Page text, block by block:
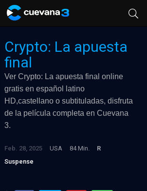
Crypto: La apuesta
final
Ver Crypto: La apuesta final online
gratis en español latino
HD,castellano o subtituladas, disfruta
de la película completa en Cuevana
3.
Feb. 28, 2025 USA 84 Min.
R
Suspense